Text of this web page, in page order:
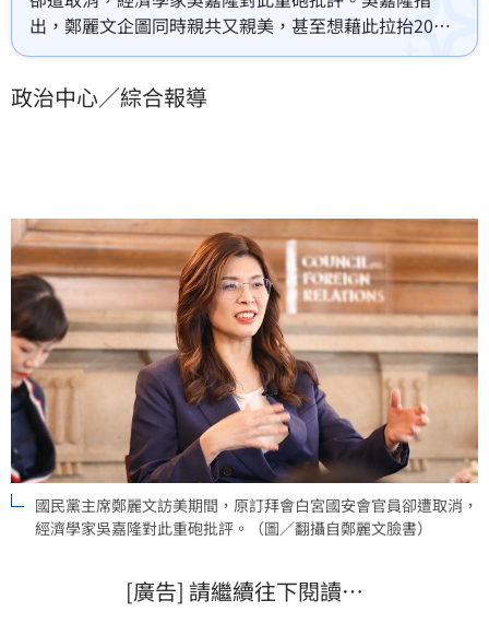
出，鄭麗文企圖同時親共又親美，甚至想藉此拉抬2028
總統大選身價，結果被美方視為「中共在台代理人」而
台灣利益，否則難獲美方信任。此事件不僅引發外交立
政治中心／綜合報導
國民黨主席鄭麗文訪美期間，原訂拜會白宮國安會官員卻遭取消，
經濟學家吳嘉隆對此重砲批評。（圖／翻攝自鄭麗文臉書）
[廣告] 請繼續往下閱讀…